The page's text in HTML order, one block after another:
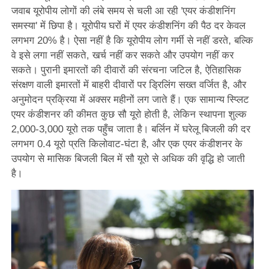
जवाब यूरोपीय लोगों की लंबे समय से चली आ रही 'एयर कंडीशनिंग
समस्या' में छिपा है। यूरोपीय घरों में एयर कंडीशनिंग की पैठ दर केवल
लगभग 20% है। ऐसा नहीं है कि यूरोपीय लोग गर्मी से नहीं डरते, बल्कि
वे इसे लगा नहीं सकते, खर्च नहीं कर सकते और उपयोग नहीं कर
सकते। पुरानी इमारतों की दीवारों की संरचना जटिल है, ऐतिहासिक
संरक्षण वाली इमारतों में बाहरी दीवारों पर ड्रिलिंग सख्त वर्जित है, और
अनुमोदन प्रक्रिया में अक्सर महीनों लग जाते हैं। एक सामान्य स्प्लिट
एयर कंडीशनर की कीमत कुछ सौ यूरो होती है, लेकिन स्थापना शुल्क
2,000-3,000 यूरो तक पहुँच जाता है। बर्लिन में घरेलू बिजली की दर
लगभग 0.4 यूरो प्रति किलोवाट-घंटा है, और एक एयर कंडीशनर के
उपयोग से मासिक बिजली बिल में सौ यूरो से अधिक की वृद्धि हो जाती
है।